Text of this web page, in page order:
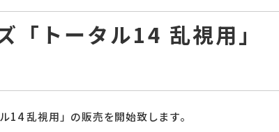
「トータル14 乱視用」
14 乱視用」の販売を開始致します。